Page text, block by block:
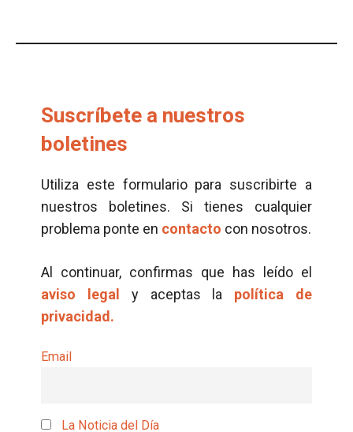
Suscríbete a nuestros
boletines
Utiliza este formulario para suscribirte a
nuestros boletines. Si tienes cualquier
problema ponte en contacto con nosotros.
Al continuar, confirmas que has leído el
aviso legal
y aceptas la política de
privacidad.
Email
La Noticia del Día